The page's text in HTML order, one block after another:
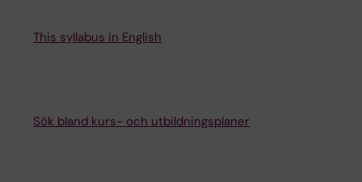
This syllabus in English
Sök bland kurs- och utbildningsplaner